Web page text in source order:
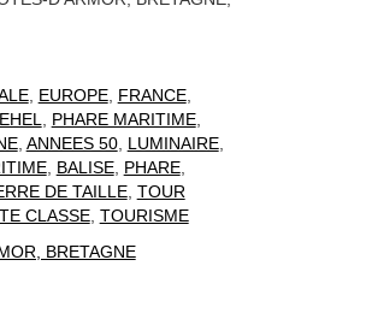
, EUROPE, FRANCE,
PHARE MARITIME,
, ANNEES 50, LUMINAIRE,
, BALISE, PHARE,
DE TAILLE, TOUR
CLASSE, TOURISME
BRETAGNE